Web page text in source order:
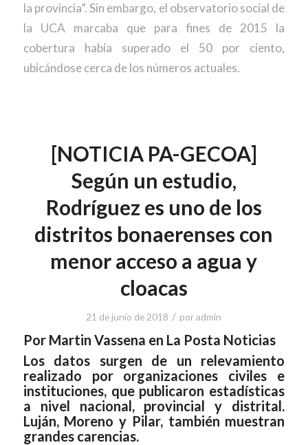
la provincia”. Sin embargo, el observatorio social de
la UCA marcaba que para fines de 2015 la
cobertura había superado el 50 por ciento,
ubicándose cerca de los números actuales.
[NOTICIA PA-GECOA]
Según un estudio,
Rodríguez es uno de los
distritos bonaerenses con
menor acceso a agua y
cloacas
21 de junio de 2018 / poradmin
Por Martin Vassena en La Posta Noticias
Los datos surgen de un relevamiento
realizado por organizaciones civiles e
instituciones, que publicaron estadísticas
a nivel nacional, provincial y distrital.
Luján, Moreno y Pilar, también muestran
grandes carencias.